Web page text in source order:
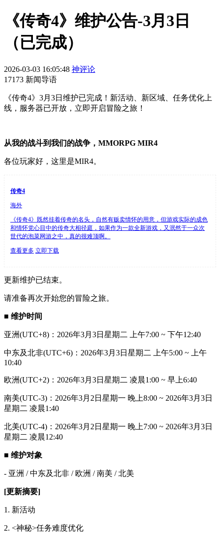
《传奇4》维护公告-3月3日
（已完成）
2026-03-03 16:05:48 神评论
17173 新闻导语
《传奇4》3月3日维护已完成！新活动、新区域、任务优化上
线，服务器已开放，立即开启冒险之旅！
从我的战斗到我们的战争，MMORPG MIR4
各位玩家好，这里是MIR4。
传奇4
海外
《传奇4》既然挂着传奇的名头，自然有贩卖情怀的用意，但游戏实际的成色
和情怀党心目中的传奇大相径庭，如果作为一款全新游戏，又泯然于一众次
世代的泡菜网游之中，真的很难顶啊。
查看更多 立即下载
更新维护已结束。
请准备再次开始您的冒险之旅。
■ 维护时间
亚洲(UTC+8)：2026年3月3日星期二 上午7:00 ~ 下午12:40
中东及北非(UTC+6)：2026年3月3日星期二 上午5:00 ~ 上午
10:40
欧洲(UTC+2)：2026年3月3日星期二 凌晨1:00 ~ 早上6:40
南美(UTC-3)：2026年3月2日星期一 晚上8:00 ~ 2026年3月3日
星期二 凌晨1:40
北美(UTC-4)：2026年3月2日星期一 晚上7:00 ~ 2026年3月3日
星期二 凌晨12:40
■ 维护对象
- 亚洲 / 中东及北非 / 欧洲 / 南美 / 北美
[更新摘要]
1. 新活动
2. <神秘>任务难度优化